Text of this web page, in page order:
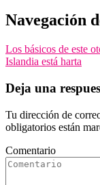
Navegación
Los básicos de este
Islandia está harta
Deja una
Tu dirección de
obligatorios están
Comentario